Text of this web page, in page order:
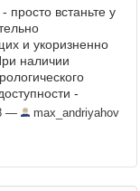
просто встаньте у
и укоризненно
наличии
-
избирательный
...
— max_andriyahov